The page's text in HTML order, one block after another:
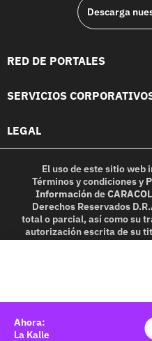
Descarga
RED DE PORTALES
SERVICIOS
LEGAL
El uso de este sitio web
Términos y condicionesy
Informaciónde
Derechos Reservados
total o parcial, así como su
autorización escrita de su
in part, or translation
La Kalle